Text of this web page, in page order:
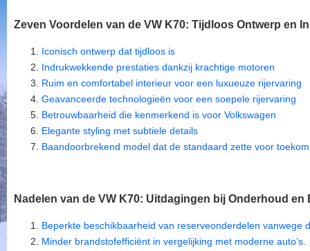
Zeven Voordelen van de VW K70: Tijdloos Ontwerp en
Iconisch ontwerp dat tijdloos is
Indrukwekkende prestaties dankzij krachtige motoren
Ruim en comfortabel interieur voor een luxueuze rijervaring
Geavanceerde technologieën voor een soepele rijervaring
Betrouwbaarheid die kenmerkend is voor Volkswagen
Elegante styling met subtiele details
Baandoorbrekend model dat de standaard zette voor
Nadelen van de VW K70: Uitdagingen bij Onderhoud en
Beperkte beschikbaarheid van reserveonderdelen vanwege
Minder brandstofefficiënt in vergelijking met moderne auto’s.